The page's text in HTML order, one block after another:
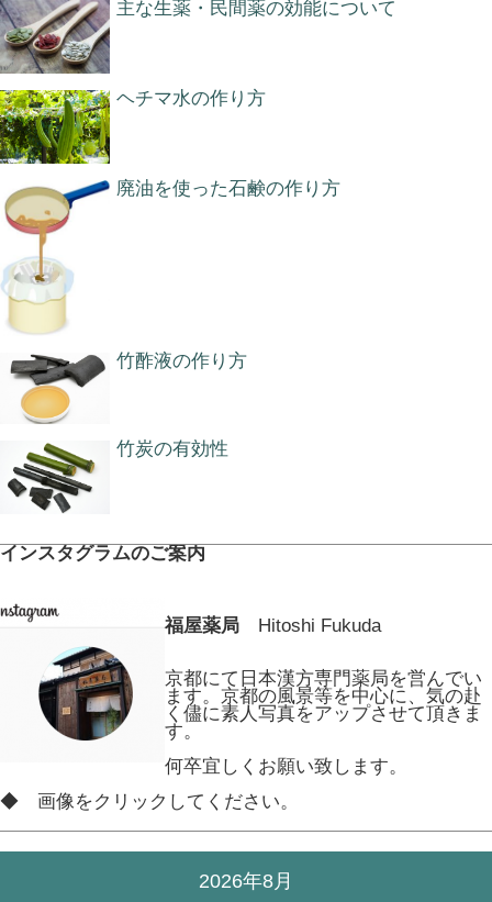
主な生薬・民間薬の効能について
ヘチマ水の作り方
廃油を使った石鹸の作り方
竹酢液の作り方
竹炭の有効性
インスタグラムのご案内
福屋薬局 Hitoshi Fukuda
京都にて日本漢方専門薬局を営んでい
ます。京都の風景等を中心に、気の赴
く儘に素人写真をアップさせて頂きま
す。
何卒宜しくお願い致します。
◆ 画像をクリックしてください。
2026年8月